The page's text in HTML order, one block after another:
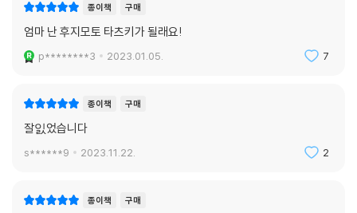
종이책 구매
엄마 난 후지모토 타츠키가 될래요!
p********3 2023.01.05. 7
종이책 구매
잘잀었습니다
s******9 2023.11.22. 2
종이책 구매